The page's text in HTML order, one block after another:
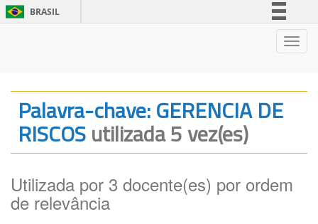
BRASIL
Legislação
Canais
Palavra-chave: GERENCIA DE
RISCOSutilizada 5 vez(es)
Utilizada por 3 docente(es) por ordem
de relevância